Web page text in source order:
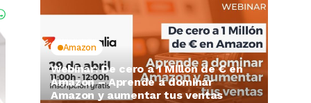
Amazon
Webinar: De cero a 1 Millón de € en
Amazon – Aprende a dominar
Amazon y aumentar tus ventas